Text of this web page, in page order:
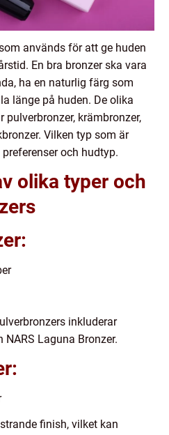
används för att ge huden
En bra bronzer ska vara
ha en naturlig färg som
länge på huden. De olika
pulverbronzer, krämbronzer,
Vilken typ som är
och hudtyp.
olika typer och
inkluderar
NARS Laguna Bronzer.
finish, vilket kan